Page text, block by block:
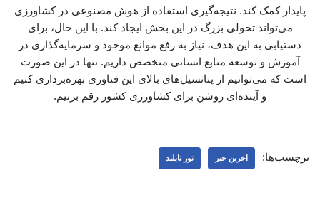
پایدار کمک کند. نتیجه‌گیری استفاده از هوش مصنوعی در کشاورزی
می‌تواند تحولی بزرگ در این بخش ایجاد کند. با این حال، برای
دستیابی به این هدف، نیاز به رفع موانع موجود و سرمایه‌گذاری در
آموزش و توسعه منابع انسانی متخصص داریم. تنها در این صورت
است که می‌توانیم از پتانسیل‌های بالای این فناوری بهره‌برداری کنیم
و آینده‌ای روشن برای کشاورزی کشور رقم بزنیم.
برچسب‌ها: اخرین خبر تور تایلند